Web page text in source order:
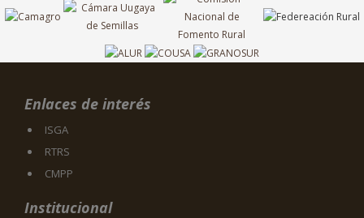
Enlaces de interés
ISGA
RTRS
CMPP
Institucional